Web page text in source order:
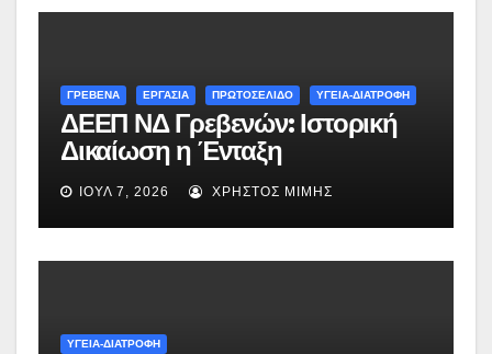
ΓΡΕΒΕΝΑ ΕΡΓΑΣΙΑ ΠΡΩΤΟΣΕΛΙΔΟ ΥΓΕΙΑ-ΔΙΑΤΡΟΦΗ
ΔΕΕΠ ΝΔ Γρεβενών: Ιστορική
Δικαίωση η Ένταξη
Νοσηλευτών και Διασωστών
στα Βαρέα και Ανθυγιεινά
ΙΟΎΛ 7, 2026 ΧΡΉΣΤΟΣ ΜΊΜΗΣ
ΥΓΕΙΑ-ΔΙΑΤΡΟΦΗ